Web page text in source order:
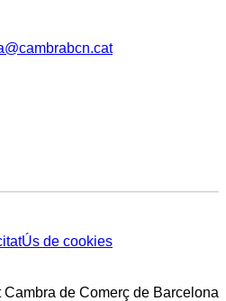
Ús de cookies
Cambra de Comerç de Barcelona